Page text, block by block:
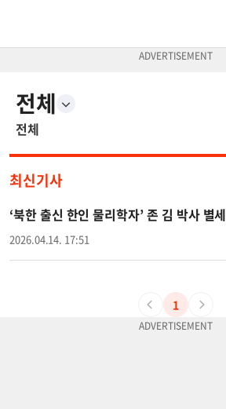
전체
전체
최신기사
‘북한 출신 한인 물리학자’ 존 김 박사 별세
2026.04.14. 17:51
1